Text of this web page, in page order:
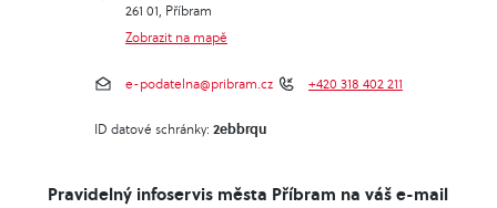
261 01, Příbram
Zobrazit na mapě
e-podatelna@pribram.cz +420 318 402 211
ID datové schránky: 2ebbrqu
Pravidelný infoservis města Příbram na váš e-mail